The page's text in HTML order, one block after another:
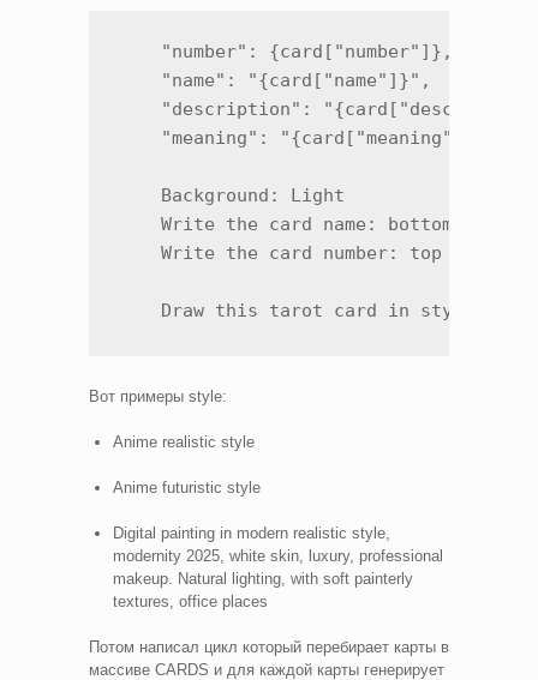
    "number": {card["number"]},
    "name": "{card["name"]}",
"description":
    "meaning": "{card["meaning"]}"
    Background: Light
    Write the card name: bottom center.
Write the card number: top center
Draw this tarot card in style:
Вот примеры style:
Anime realistic style
Anime futuristic style
Digital painting in modern realistic style,
modernity 2025, white skin, luxury, professional
makeup. Natural lighting, with soft painterly
textures, office places
Потом написал цикл который перебирает карты в
массиве CARDS и для каждой карты генерирует